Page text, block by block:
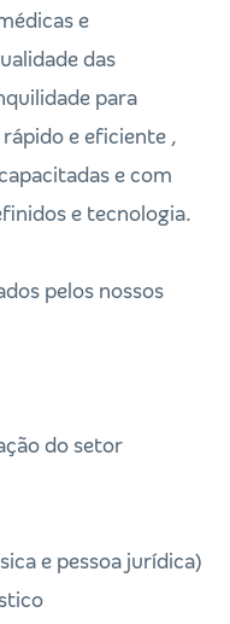
e
das
para
e eficiente ,
e com
e tecnologia.
pelos nossos
do setor
e pessoa jurídica)